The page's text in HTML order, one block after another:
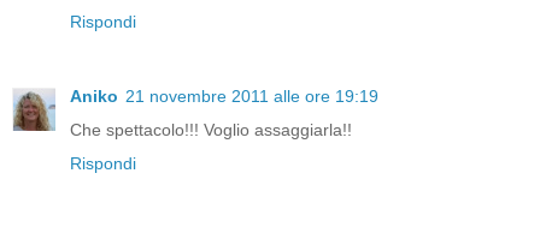
Rispondi
Aniko 21 novembre 2011 alle ore 19:19
Che spettacolo!!! Voglio assaggiarla!!
Rispondi